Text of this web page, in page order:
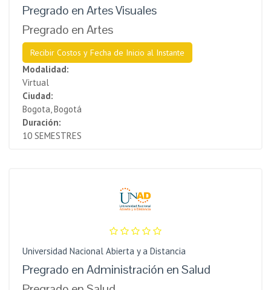
Pregrado en Artes Visuales
Pregrado en Artes
Recibir Costos y Fecha de Inicio al Instante
Modalidad:
Virtual
Ciudad:
Bogota, Bogotá
Duración:
10 SEMESTRES
Universidad Nacional Abierta y a Distancia
Pregrado en Administración en Salud